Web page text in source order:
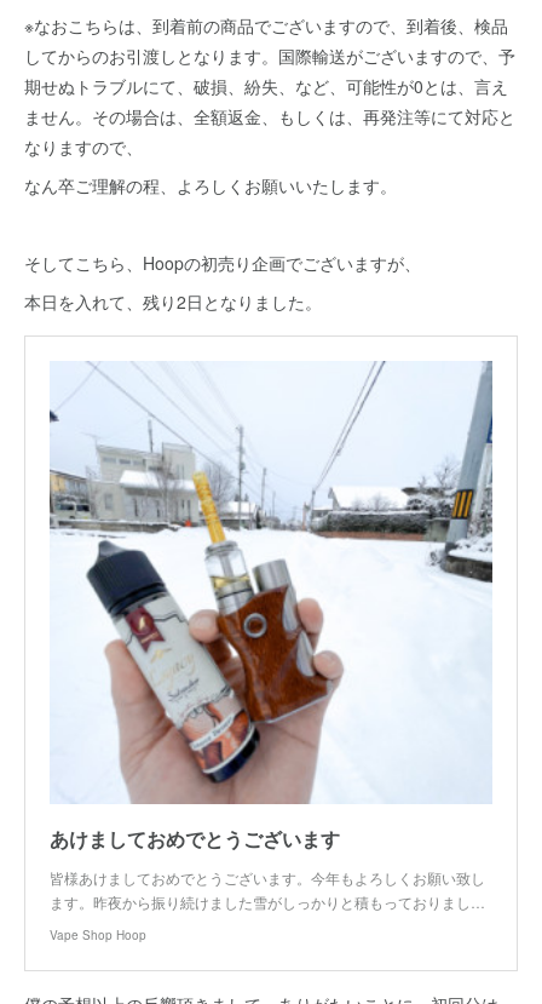
※なおこちらは、到着前の商品でございますので、到着後、検品
してからのお引渡しとなります。国際輸送がございますので、予
期せぬトラブルにて、破損、紛失、など、可能性が0とは、言え
ません。その場合は、全額返金、もしくは、再発注等にて対応と
なりますので、
なん卒ご理解の程、よろしくお願いいたします。
そしてこちら、Hoopの初売り企画でございますが、
本日を入れて、残り2日となりました。
あけましておめでとうございます
皆様あけましておめでとうございます。今年もよろしくお願い致し
ます。昨夜から振り続けました雪がしっかりと積もっておりまし…
Vape Shop Hoop